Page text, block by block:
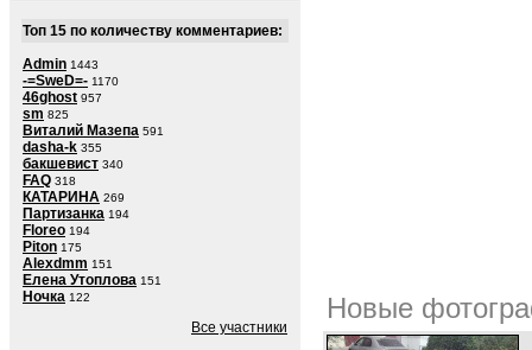
Топ 15 по количеству комментариев:
Admin 1443
-=SweD=- 1170
46ghost 957
sm 825
Виталий Мазепа 591
dasha-k 355
бакшевист 340
FAQ 318
КАТАРИНА 269
Партизанка 194
Floreo 194
Piton 175
Alexdmm 151
Елена Утоплова 151
Ночка 122
Все участники
Новые